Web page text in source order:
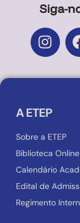
Siga-
A ETEP
Sobre a ETEP
Biblioteca Online
Calendário
Edital de
Regimento